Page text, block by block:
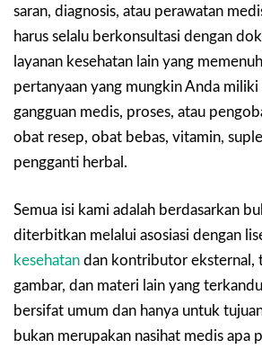
saran, diagnosis, atau perawatan
harus selalu berkonsultasi dengan
layanan kesehatan lain yang
pertanyaan yang mungkin Anda miliki
gangguan medis, proses, atau
obat resep, obat bebas, vitamin,
pengganti herbal.
Semua isi kami adalah berdasarkan
diterbitkan melalui asosiasi dengan
kesehatan dan kontributor eksternal,
gambar, dan materi lain yang
bersifat umum dan hanya untuk
bukan merupakan nasihat medis apa